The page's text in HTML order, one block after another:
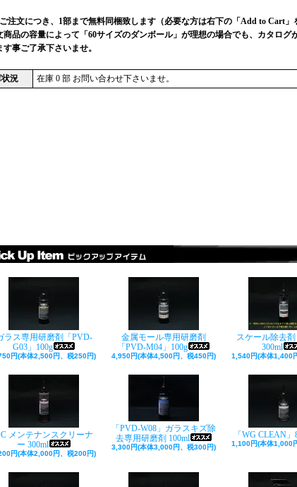
注文につき、1部まで無料同梱致します（必要な方は右下の「Add to Cart」
品の容量によって「60サイズのダンボール」が理想の場合でも、カタログ
す事ご了承下さいませ。
況 在庫 0 部 お問い合わせ下さいませ。
ラス専用研磨剤「PVD-
G03」100g
円(本体2,500円、税250円)
金属モール専用研磨剤
「PVD-M04」100g
4,950円(本体4,500円、税450円)
スケール除去剤
300ml
1,540円(本体1,400
メンテナンスクリーナ
ー 300ml
円(本体2,000円、税200円)
「PVD-W08」ガラスキズ除
去専用研磨剤 100ml
3,300円(本体3,000円、税300円)
「WG CLEAN」
1,100円(本体1,000